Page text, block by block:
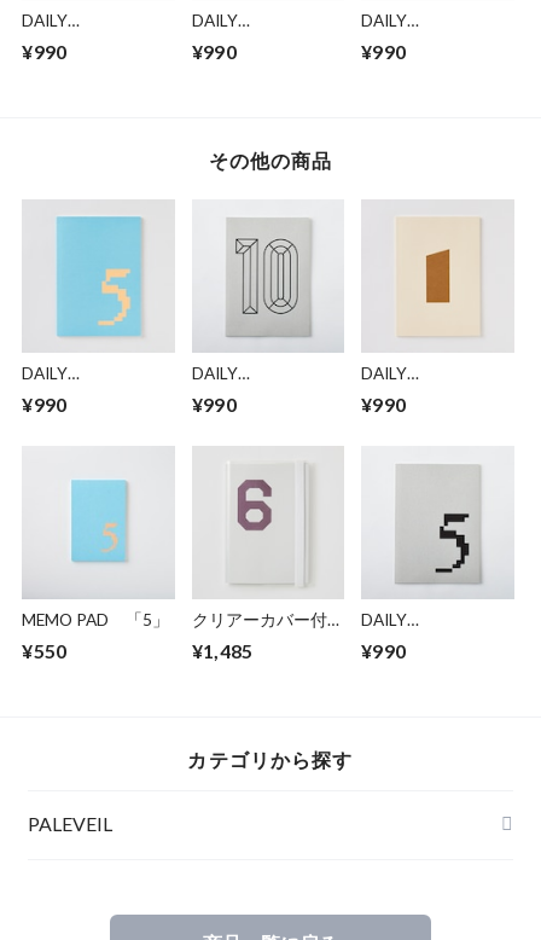
DAILY
「4」
¥990
DAILY
「5」
¥990
DAILY
「6」
¥990
その他の商品
DAILY
「5」
¥990
DAILY
「10」
¥990
DAILY
「1」
¥990
MEMO PAD 「5」
¥550
クリアーカバー付き
「6」
¥1,485
DAILY
「5」
¥990
カテゴリから探す
PALEVEIL